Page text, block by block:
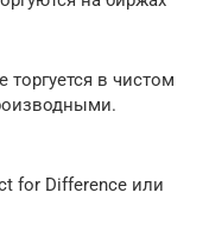
торгуется в чистом
for Difference или